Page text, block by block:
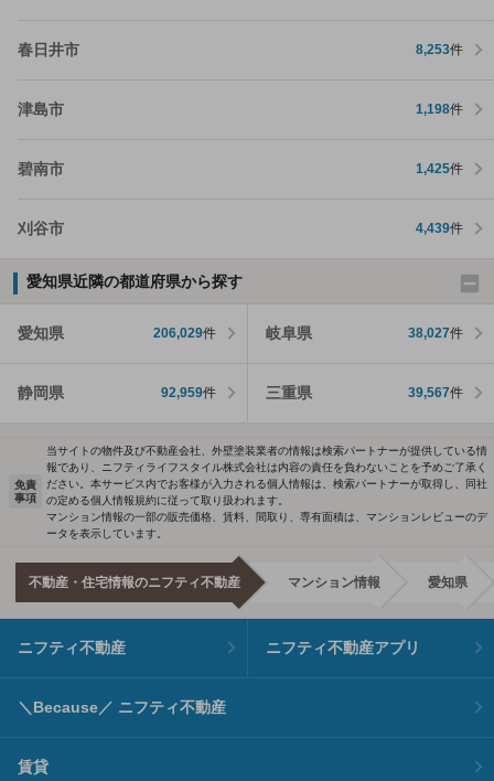
春日井市 8,253件
津島市 1,198件
碧南市 1,425件
刈谷市 4,439件
愛知県近隣の都道府県から探す
愛知県 206,029件 岐阜県 38,027件
静岡県 92,959件 三重県 39,567件
免責
事項
当サイトの物件及び不動産会社、外壁塗装業者の情報は検索パートナーが提供している情
報であり、ニフティライフスタイル株式会社は内容の責任を負わないことを予めご了承く
ださい。本サービス内でお客様が入力される個人情報は、検索パートナーが取得し、同社
の定める個人情報規約に従って取り扱われます。
マンション情報の一部の販売価格、賃料、間取り、専有面積は、マンションレビューのデ
ータを表示しています。
不動産・住宅情報のニフティ不動産 マンション情報 愛知県
ニフティ不動産 ニフティ不動産アプリ
＼Because／ ニフティ不動産
賃貸